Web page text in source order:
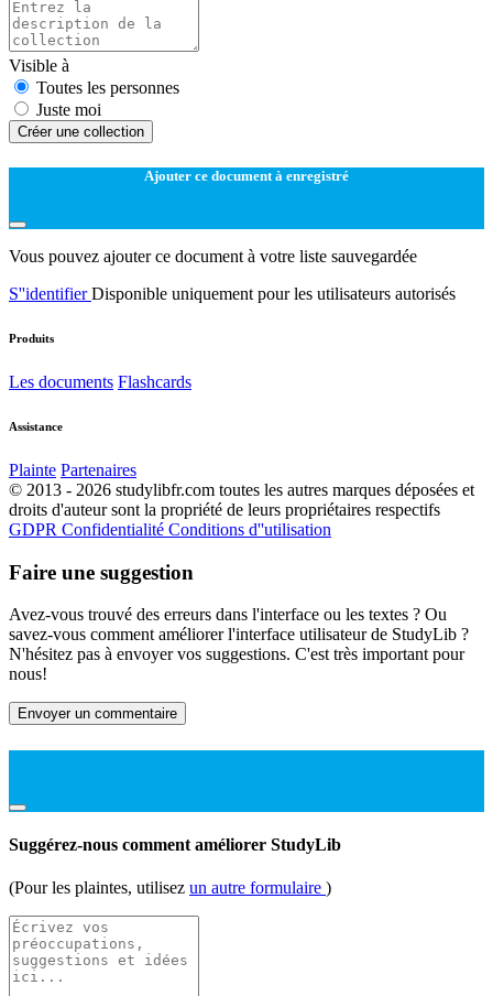
Visible à
Toutes les personnes
Juste moi
Créer une collection
Ajouter ce document à enregistré
Vous pouvez ajouter ce document à votre liste sauvegardée
S''identifierDisponible uniquement pour les utilisateurs autorisés
Produits
Les documents Flashcards
Assistance
Plainte Partenaires
© 2013 - 2026 studylibfr.com toutes les autres marques déposées et
droits d'auteur sont la propriété de leurs propriétaires respectifs
GDPR Confidentialité Conditions d''utilisation
Faire une suggestion
Avez-vous trouvé des erreurs dans l'interface ou les textes ? Ou
savez-vous comment améliorer l'interface utilisateur de StudyLib ?
N'hésitez pas à envoyer vos suggestions. C'est très important pour
nous!
Envoyer un commentaire
Suggérez-nous comment améliorer StudyLib
(Pour les plaintes, utilisez un autre formulaire )